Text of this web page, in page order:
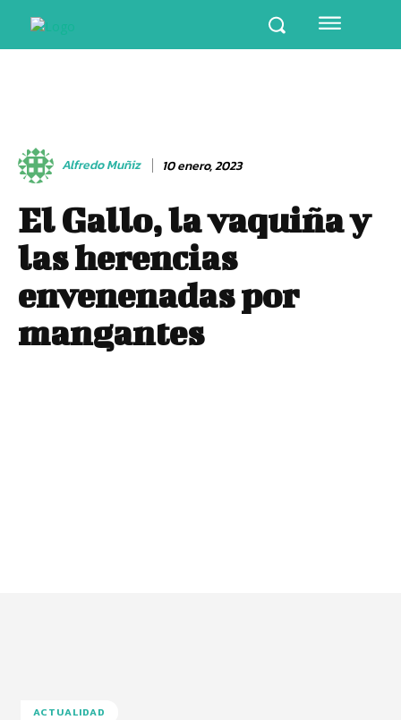
Alfredo Muñiz 10 enero, 2023
El Gallo, la vaquiña y
las herencias
envenenadas por
mangantes
ACTUALIDAD